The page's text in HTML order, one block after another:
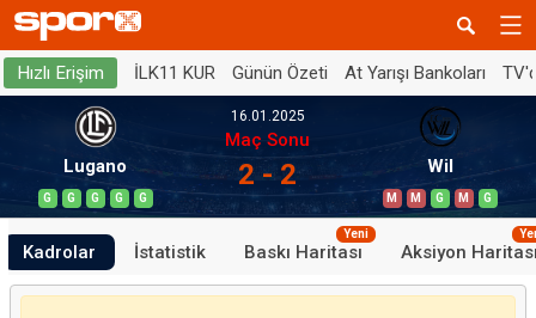
Hızlı Erişim İLK11 KUR Günün Özeti At Yarışı Bankoları
Lugano
G G G G G
16.01.2025
Maç Sonu
2 - 2 Wil
M M G M G
Kadrolar İstatistik Baskı Haritası
Yeni
Aksiyon